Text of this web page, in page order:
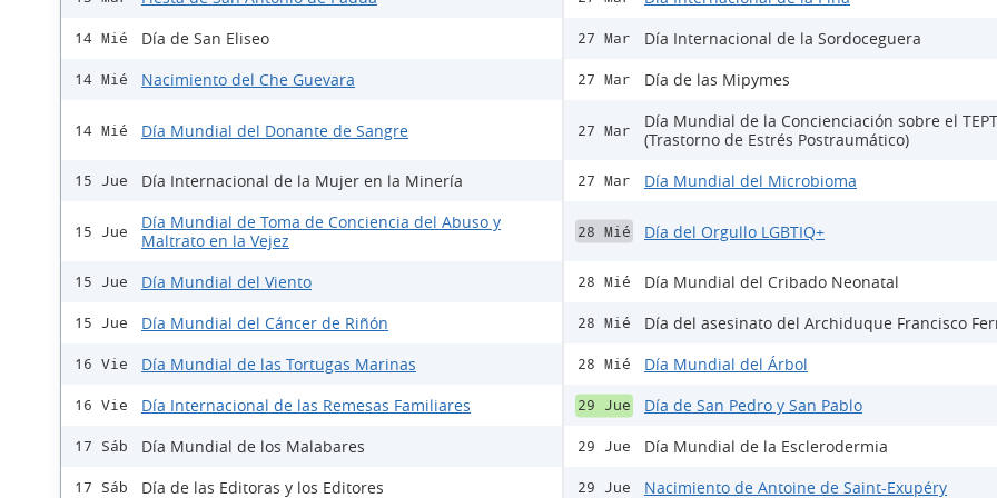
14 Mié Día de San Eliseo
14 Mié Nacimiento del Che Guevara
14 Mié Día Mundial del Donante de Sangre
15 Jue Día Internacional de la Mujer en la Minería
15 Jue
Día Mundial de Toma de Conciencia del Abuso y
Maltrato en la Vejez
15 Jue Día Mundial del Viento
15 Jue Día Mundial del Cáncer de Riñón
16 Vie Día Mundial de las Tortugas Marinas
16 Vie Día Internacional de las Remesas Familiares
17 Sáb Día Mundial de los Malabares
17 Sáb Día de las Editoras y los Editores
27 Mar Día Internacional de la Sordoceguera
27 Mar Día de las Mipymes
27 Mar
Día Mundial de la Concienciación sobre el TEPT
(Trastorno de Estrés Postraumático)
27 Mar Día Mundial del Microbioma
28 Mié Día del Orgullo LGBTIQ+
28 Mié Día Mundial del Cribado Neonatal
28 Mié Día del asesinato del Archiduque Francisco
28 Mié Día Mundial del Árbol
29 Jue Día de San Pedro y San Pablo
29 Jue Día Mundial de la Esclerodermia
29 Jue Nacimiento de Antoine de Saint-Exupéry